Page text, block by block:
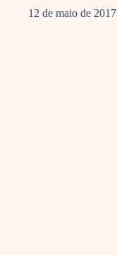
12 de maio de 2017